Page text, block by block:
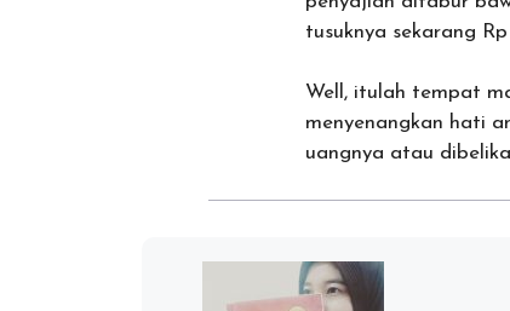
tusuknya sekarang
Well, itulah tempat
menyenangkan hati
uangnya atau